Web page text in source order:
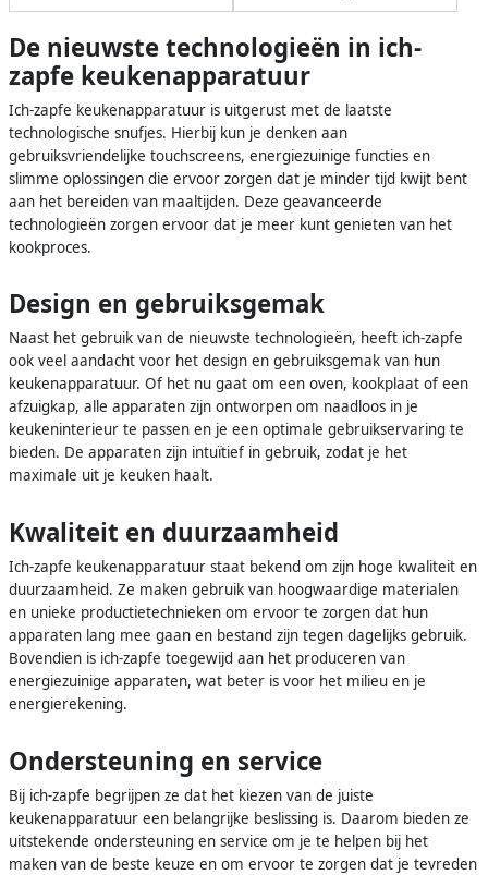
De nieuwste technologieën in ich-
zapfe keukenapparatuur
Ich-zapfe keukenapparatuur is uitgerust met de laatste
technologische snufjes. Hierbij kun je denken aan
gebruiksvriendelijke touchscreens, energiezuinige functies en
slimme oplossingen die ervoor zorgen dat je minder tijd kwijt bent
aan het bereiden van maaltijden. Deze geavanceerde
technologieën zorgen ervoor dat je meer kunt genieten van het
kookproces.
Design en gebruiksgemak
Naast het gebruik van de nieuwste technologieën, heeft ich-zapfe
ook veel aandacht voor het design en gebruiksgemak van hun
keukenapparatuur. Of het nu gaat om een oven, kookplaat of een
afzuigkap, alle apparaten zijn ontworpen om naadloos in je
keukeninterieur te passen en je een optimale gebruikservaring te
bieden. De apparaten zijn intuïtief in gebruik, zodat je het
maximale uit je keuken haalt.
Kwaliteit en duurzaamheid
Ich-zapfe keukenapparatuur staat bekend om zijn hoge kwaliteit en
duurzaamheid. Ze maken gebruik van hoogwaardige materialen
en unieke productietechnieken om ervoor te zorgen dat hun
apparaten lang mee gaan en bestand zijn tegen dagelijks gebruik.
Bovendien is ich-zapfe toegewijd aan het produceren van
energiezuinige apparaten, wat beter is voor het milieu en je
energierekening.
Ondersteuning en service
Bij ich-zapfe begrijpen ze dat het kiezen van de juiste
keukenapparatuur een belangrijke beslissing is. Daarom bieden ze
uitstekende ondersteuning en service om je te helpen bij het
maken van de beste keuze en om ervoor te zorgen dat je tevreden